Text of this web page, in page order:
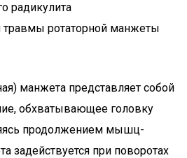
радикулита
травмы ротаторной манжеты
манжета представляет собой
обхватывающее головку
продолжением мышц-
задействуется при поворотах